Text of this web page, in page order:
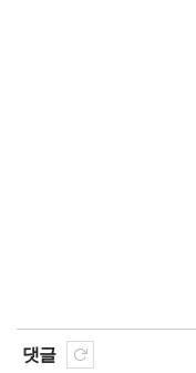
댓글